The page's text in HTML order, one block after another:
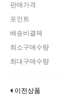
판매가격
포인트
배송비결제
최소구매수량
최대구매수량
이전상품